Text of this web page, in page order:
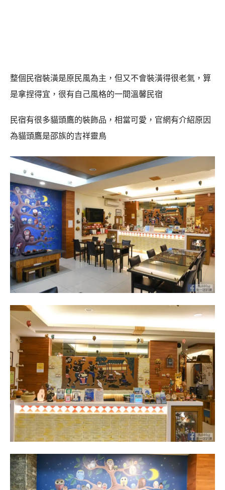
整個民宿裝潢是原民風為主，但又不會裝潢得很老氣，算
是拿捏得宜，很有自己風格的一間溫馨民宿
民宿有很多貓頭鷹的裝飾品，相當可愛，官網有介紹原因
為貓頭鷹是邵族的吉祥靈鳥